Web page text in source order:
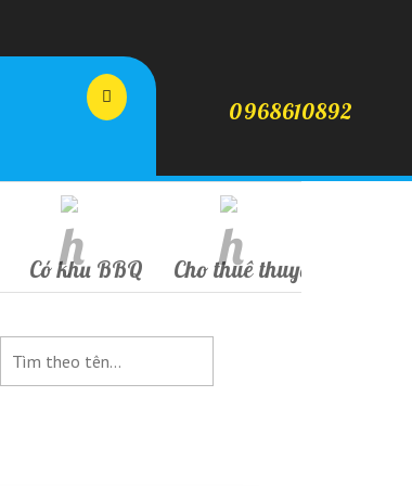
0968610892
Có khu BBQ Cho thuê thuyền